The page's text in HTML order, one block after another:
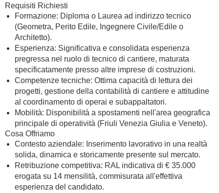
Requisiti Richiesti
Formazione: Diploma o Laurea ad indirizzo tecnico
(Geometra, Perito Edile, Ingegnere Civile/Edile o
Architetto).
Esperienza: Significativa e consolidata esperienza
pregressa nel ruolo di tecnico di cantiere, maturata
specificatamente presso altre imprese di costruzioni.
Competenze tecniche: Ottima capacità di lettura dei
progetti, gestione della contabilità di cantiere e attitudine
al coordinamento di operai e subappaltatori.
Mobilità: Disponibilità a spostamenti nell'area geografica
principale di operatività (Friuli Venezia Giulia e Veneto).
Cosa Offriamo
Contesto aziendale: Inserimento lavorativo in una realtà
solida, dinamica e storicamente presente sul mercato.
Retribuzione competitiva: RAL indicativa di € 35.000
erogata su 14 mensilità, commisurata all'effettiva
esperienza del candidato.